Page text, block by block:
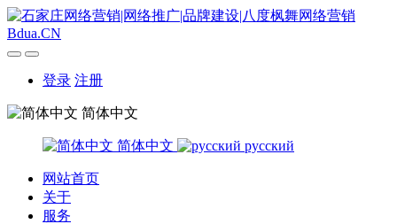
登录 注册
简体中文
简体中文 русский
网站首页
关于
服务